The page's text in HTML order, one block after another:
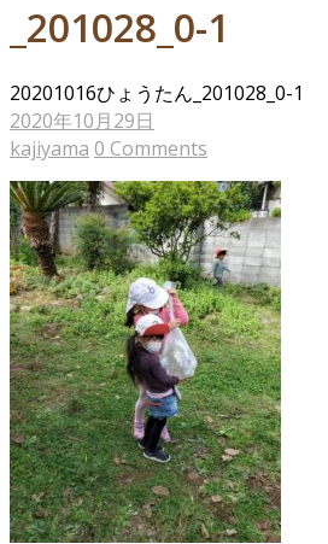
_201028_0-1
20201016ひょうたん_201028_0-1
2020年10月29日
kajiyama 0 Comments